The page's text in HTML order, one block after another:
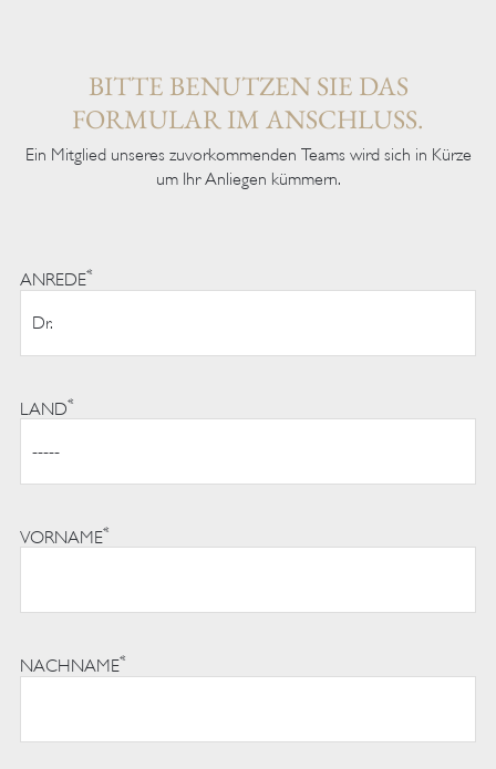
BITTE BENUTZEN SIE DAS
FORMULAR IM ANSCHLUSS.
Ein Mitglied unseres zuvorkommenden Teams wird sich in Kürze
um Ihr Anliegen kümmern.
ANREDE*
LAND*
VORNAME*
NACHNAME*